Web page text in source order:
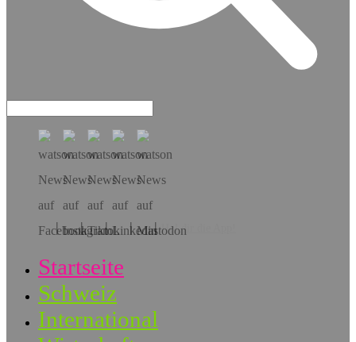
Hol dir die App!
Startseite
Schweiz
International